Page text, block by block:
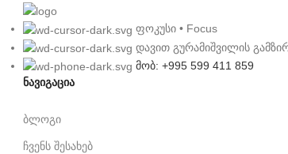
ფოკუსი • Focus
დავით გურამიშვილის
მობ: +995 599 411 859
ნავიგაცია
ბლოგი
ჩვენს შესახებ